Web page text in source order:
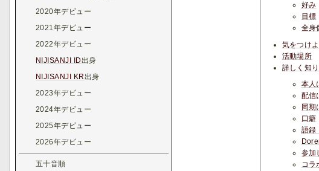
好み
目標
全身
気をつけ
活動場所
詳しく知
本人
配信
同
口癖
語録
参加
コラ
2020年デビュー
2021年デビュー
2022年デビュー
NIJISANJI ID出身
NIJISANJI KR出身
2023年デビュー
2024年デビュー
2025年デビュー
2026年デビュー
五十音順